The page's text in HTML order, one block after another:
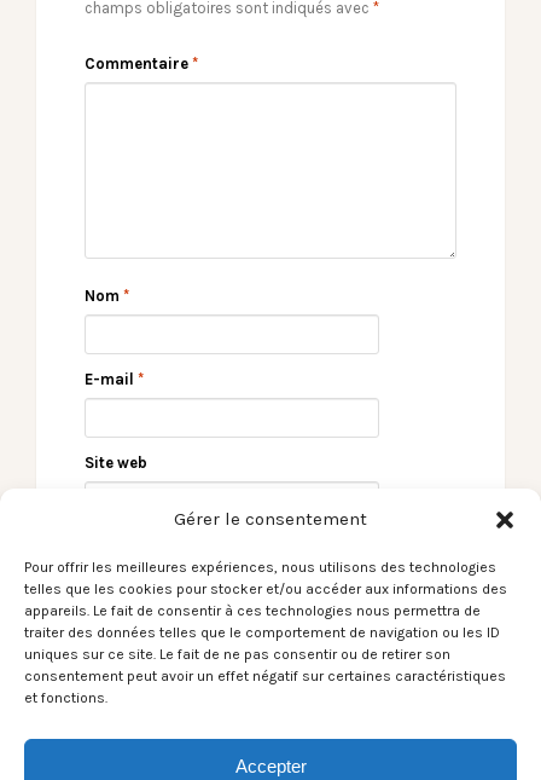
Gérer le consentement
Pour offrir les meilleures expériences, nous utilisons des technologies
telles que les cookies pour stocker et/ou accéder aux informations des
appareils. Le fait de consentir à ces technologies nous permettra de
traiter des données telles que le comportement de navigation ou les ID
uniques sur ce site. Le fait de ne pas consentir ou de retirer son
consentement peut avoir un effet négatif sur certaines caractéristiques
et fonctions.
Accepter
champs obligatoires sont indiqués avec *
Commentaire *
Nom *
E-mail *
Site web
bbno$ / edamame
← Le Son du moment –
Dekker / Maybe